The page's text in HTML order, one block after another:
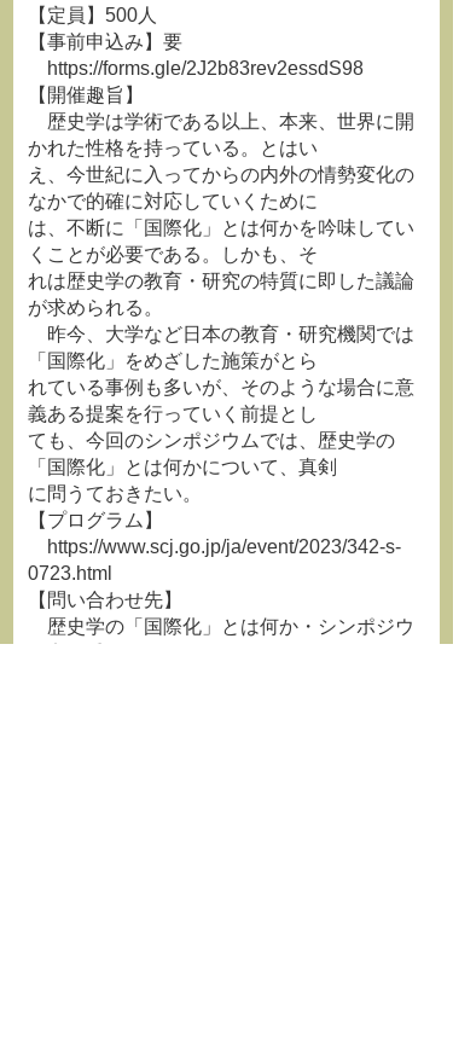
【定員】500人
【事前申込み】要
https://forms.gle/2J2b83rev2essdS98
【開催趣旨】
歴史学は学術である以上、本来、世界に開
かれた性格を持っている。とはい
え、今世紀に入ってからの内外の情勢変化の
なかで的確に対応していくために
は、不断に「国際化」とは何かを吟味してい
くことが必要である。しかも、そ
れは歴史学の教育・研究の特質に即した議論
が求められる。
昨今、大学など日本の教育・研究機関では
「国際化」をめざした施策がとら
れている事例も多いが、そのような場合に意
義ある提案を行っていく前提とし
ても、今回のシンポジウムでは、歴史学の
「国際化」とは何かについて、真剣
に問うておきたい。
【プログラム】
https://www.scj.go.jp/ja/event/2023/342-s-
0723.html
【問い合わせ先】
歴史学の「国際化」とは何か・シンポジウ